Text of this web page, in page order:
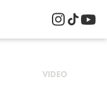
VIDEO